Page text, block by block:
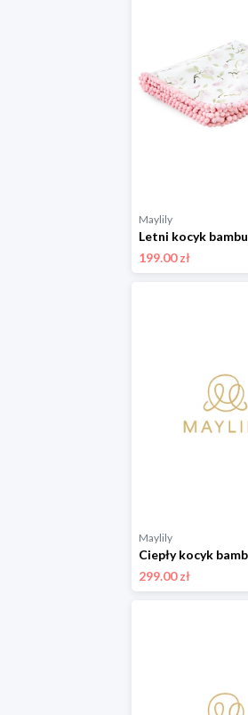
Maylily
199.00 zł
Maylily
299.00 zł